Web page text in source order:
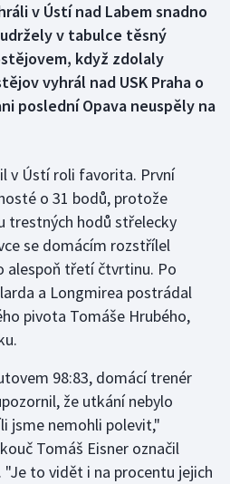
v Ústí nad Labem snadno
udržely v tabulce těsný
když zdolaly
vyhrál nad USK Praha o
poslední Opava neuspěly na
v Ústí roli favorita. První
o 31 bodů, protože
trestných hodů střelecky
se domácím rozstřílel
alespoň třetí čtvrtinu. Po
a Longmirea postrádal
pivota Tomáše Hrubého,
98:83, domácí trenér
že utkání nebylo
jsme nemohli polevit,"
Tomáš Eisner označil
"Je to vidět i na procentu jejich